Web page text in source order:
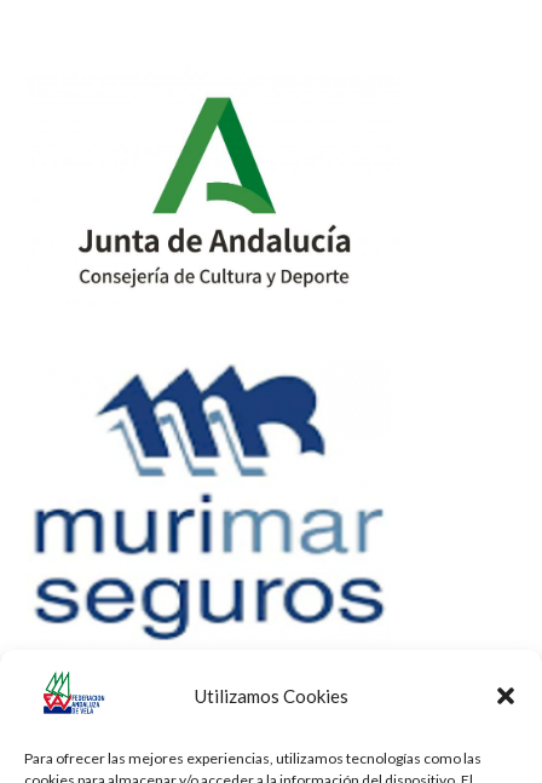
Utilizamos Cookies
Para ofrecer las mejores experiencias, utilizamos tecnologías como las